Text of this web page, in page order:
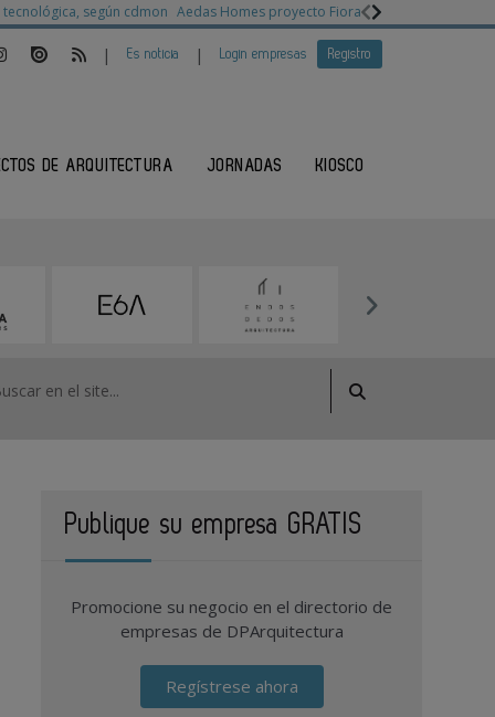
según cdmon Aedas Homes proyecto Fiora Ganadores
| Es noticia | Login empresas Registro
DE ARQUITECTURA JORNADAS KIOSCO
Publique su empresa GRATIS
Promocione su negocio en el directorio de
empresas de DPArquitectura
Regístrese ahora